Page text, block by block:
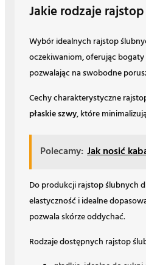
Jakie rodzaje
Wybór idealnych rajstop
oczekiwaniom, oferując
pozwalając na swobodne
Cechy charakterystyczne
płaskie szwy, które
Polecamy: Jak nosić
Do produkcji rajstop ślubnych
elastyczność i idealne
pozwala skórze oddychać.
Rodzaje dostępnych rajstop